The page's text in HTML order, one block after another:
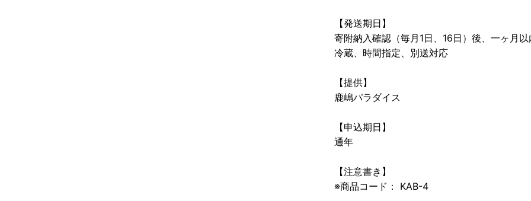
【発送期日】
寄附納入確認（毎月1日、16日）後、一ヶ月以
冷蔵、時間指定、別送対応
【提供】
鹿嶋パラダイス
【申込期日】
通年
【注意書き】
※商品コード： KAB-4